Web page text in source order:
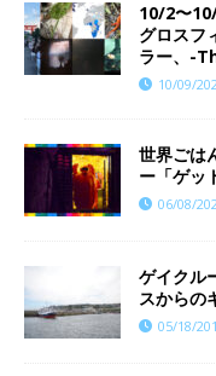
10/2〜
グロスフ
ラー、-
10/09/
世界ごは
ー「ゲッ
06/08/
ゲイクル
スからの
05/18/